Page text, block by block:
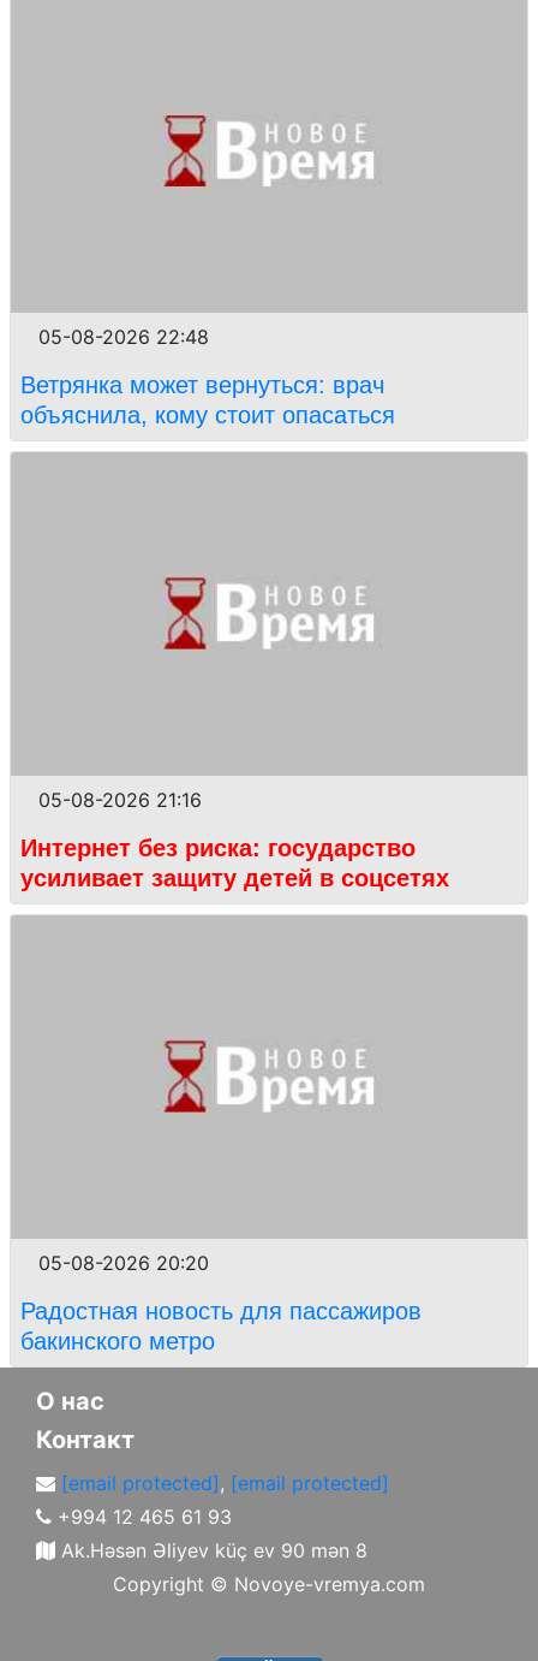
05-08-2026 22:48
Ветрянка может вернуться: врач
объяснила, кому стоит опасаться
05-08-2026 21:16
Интернет без риска: государство
усиливает защиту детей в соцсетях
05-08-2026 20:20
Радостная новость для пассажиров
бакинского метро
О нас
Контакт
[email protected], [email protected]
+994 12 465 61 93
Ak.Həsən Əliyev küç ev 90 mən 8
Copyright © Novoye-vremya.com